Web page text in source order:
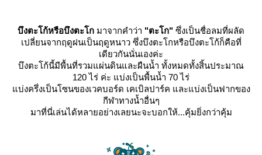
บึงตะโก้หรือบึงตะโก มาจากคำว่า "ตะโก" ซึ่งเป็นชื่อลมที่ผลัด
เปลี่ยนจากฤดูฝนเป็นฤดูหนาว ซึ่งบึงตะโกหรือบึงตะโก้ก็คือที่
เดียวกันนั่นเองค่ะ
บึงตะโก้นี้มีพื้นที่รวมแผ่นดินและผืนน้ำ ทั้งหมดทั้งสิ้นประมาณ
120 ไร่ ค่ะ แบ่งเป็นพื้นน้ำ 70 ไร่
บ่งครึ่งเป็นโซนของเวคบอร์ด เคเบิลปาร์ค และแบ่งเป็นฟากของ
กีฬาทางน้ำอื่นๆ
มาที่นี่เล่นได้หลายอย่างเลยนะจะบอกให้...คุ้มยิ่งกว่าคุ้ม